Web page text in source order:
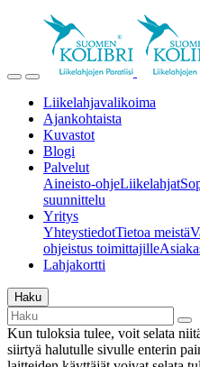
Liikelahjavalikoima
Ajankohtaista
Kuvastot
Blogi
Palvelut
Aineisto-ohjeLiikelahjat
suunnittelu
Yritys
YhteystiedotTietoa meistä
ohjeistus toimittajille
Lahjakortti
Haku
Kun tuloksia tulee, voit selata
siirtyä halutulle sivulle enterin